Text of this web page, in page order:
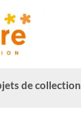
de collection